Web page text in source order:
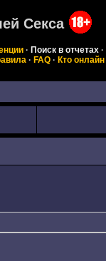
Секса
· Поиск в отчетах·
· FAQ · Кто онлайн